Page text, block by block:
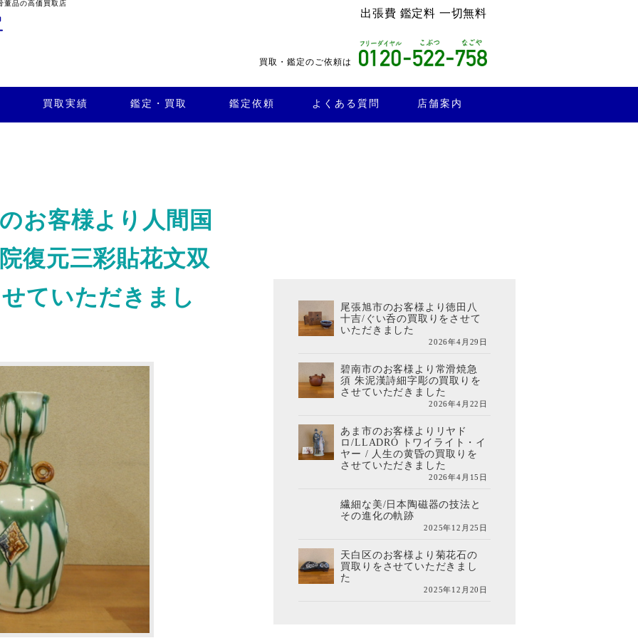
董品の高価買取店
出張費 鑑定料 一切無料
買取・鑑定のご依頼は
買取実績 鑑定・買取 鑑定依頼 よくある質問 店舗案内
お客様より人間国
復元三彩貼花文双
ていただきまし
尾張旭市のお客様より徳田八
十吉/ぐい呑の買取りをさせて
いただきました
2026年4月29日
碧南市のお客様より常滑焼急
須 朱泥漢詩細字彫の買取りを
させていただきました
2026年4月22日
あま市のお客様よりリヤド
ロ/LLADRÓ トワイライト・イ
ヤー / 人生の黄昏の買取りを
させていただきました
2026年4月15日
繊細な美/日本陶磁器の技法と
その進化の軌跡
2025年12月25日
天白区のお客様より菊花石の
買取りをさせていただきまし
た
2025年12月20日